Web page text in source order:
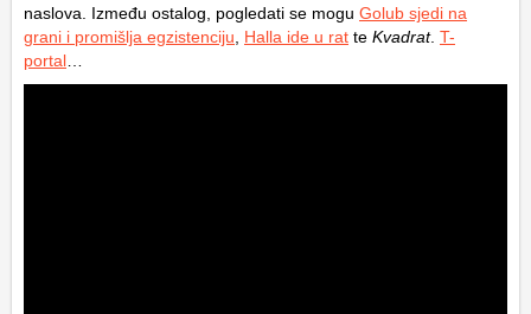
naslova. Između ostalog, pogledati se mogu Golub sjedi na
grani i promišlja egzistenciju
Halla ide u rat te Kvadrat. T-
portal